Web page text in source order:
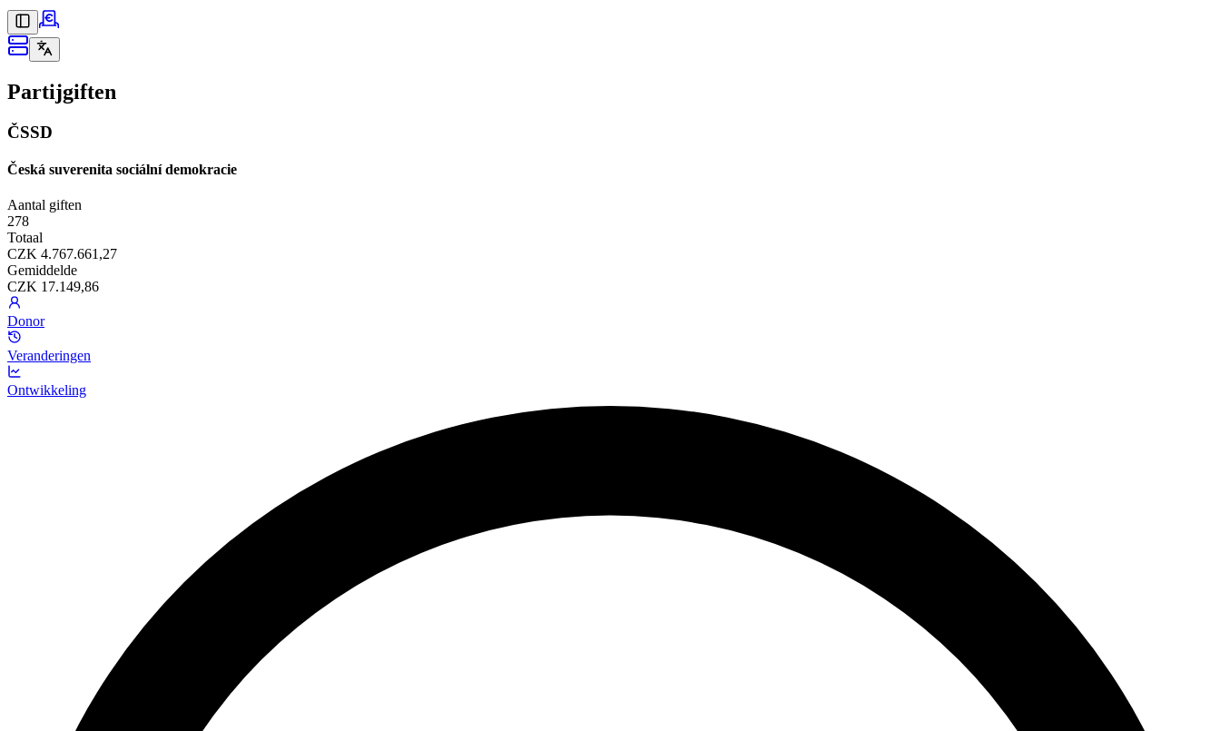
Partijgiften
ČSSD
Česká suverenita sociální demokracie
Aantal giften
278
Totaal
CZK 4.767.661,27
Gemiddelde
CZK 17.149,86
Donor
Veranderingen
Ontwikkeling